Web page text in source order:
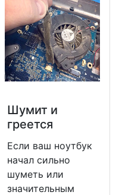
Шумит и
греется
Если ваш ноутбук
начал сильно
шуметь или
значительным